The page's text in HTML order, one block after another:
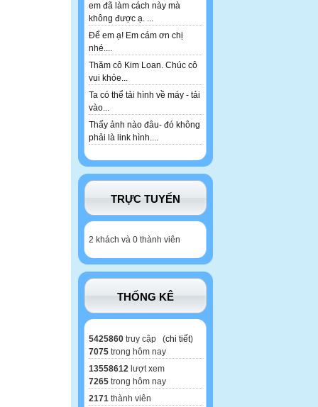
em đã làm cách này mà
không được ạ. ...
Để em ạ! Em cám ơn chị
nhé....
Thăm cô Kim Loan. Chúc cô
vui khỏe...
Ta có thể tải hình về máy - tải
vào...
Thấy ảnh nào đâu- đó không
phải là link hình....
TRỰC TUYẾN
2 khách và 0 thành viên
THỐNG KÊ
5425860 truy cập (chi tiết)
7075 trong hôm nay
13558612 lượt xem
7265 trong hôm nay
2171 thành viên